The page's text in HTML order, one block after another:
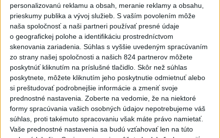
personalizovanú reklamu a obsah, meranie reklamy a obsahu,
prieskumy publika a vývoj služieb. S vaším povolením môže
naša spoločnosť a naši partneri používať presné údaje
o geografickej polohe a identifikáciu prostredníctvom
skenovania zariadenia. Súhlas s vyššie uvedeným spracúvaním
zo strany našej spoločnosti a našich 824 partnerov môžete
poskytnúť kliknutím na príslušné tlačidlo. Skôr než súhlas
poskytnete, môžete kliknutím jeho poskytnutie odmietnuť alebo
si preštudovať podrobnejšie informácie a zmeniť svoje
prednostné nastavenia. Zoberte na vedomie, že na niektoré
formy spracúvania vašich osobných údajov nepotrebujeme váš
súhlas, proti takémuto spracovaniu však máte právo namietať.
Vaše prednostné nastavenia sa budú vzťahovať len na túto
Slováci získali vo Vichy bronz,
Lacko: Rastú talentovaní hráči
včera 15:51
Slovenky remizovali v druhom
prípravnom dueli so Slovinkami
2:2
včera 17:13, aktualizované
včera 19:45
Práve teraz
- Taliansky tenista Matteo Arnaldi vypadol na turnaji ATP
Masters 1000 v Montreale už v 3. kole dvojhry.